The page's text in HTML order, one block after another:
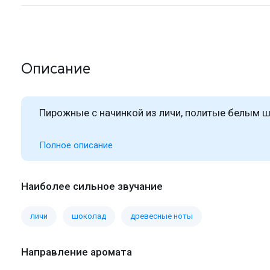
Описание
Пирожные с начинкой из личи, политые белым
Полное описание
Наиболее сильное звучание
личи шоколад древесные ноты
Направление аромата